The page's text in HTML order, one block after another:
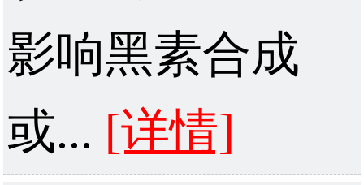
影响黑素合成
或... [详情]